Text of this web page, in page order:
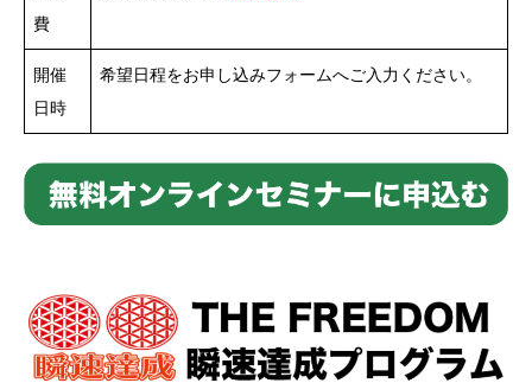
費
開催
日時
希望日程をお申し込みフォームへご入力ください。